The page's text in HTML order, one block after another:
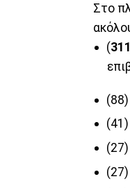
Στο
(311